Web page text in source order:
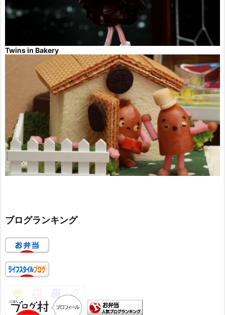
Twins in Bakery
ブログランキング